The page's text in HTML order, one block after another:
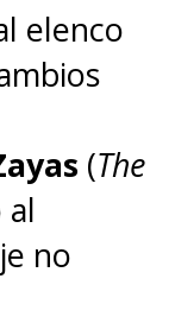
elenco
(The
no